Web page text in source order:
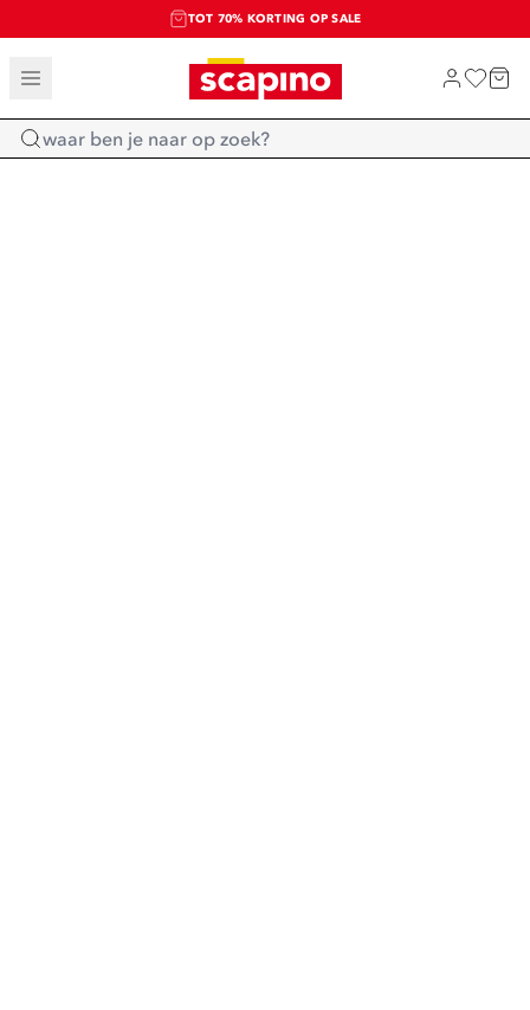
TOT 70% KORTING OP SALE
SALE: LAATSTE KANS!
SHOP NIEUW
Home